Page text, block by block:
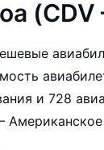
(CDV
и 728